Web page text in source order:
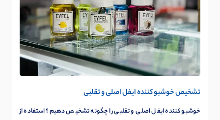
تشخیص خوشبو کننده ایفل اصلی و تقلبی
خوشبو کننده ایفل اصلی و تقلبی را چگونه تشخیص دهیم؟ استفاده از